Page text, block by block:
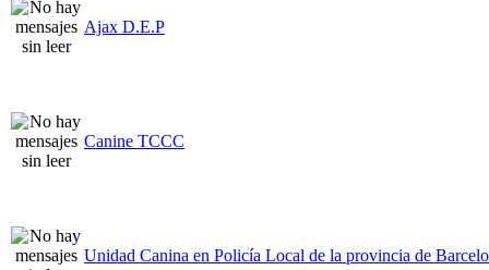
Ajax D.E.P
Canine TCCC
Unidad Canina en Policía Local de la provincia de